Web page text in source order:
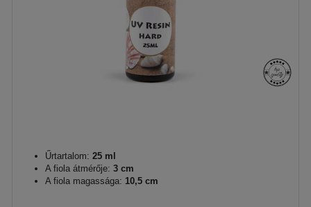
Űrtartalom: 25 ml
A fiola átmérője: 3 cm
A fiola magassága: 10,5 cm